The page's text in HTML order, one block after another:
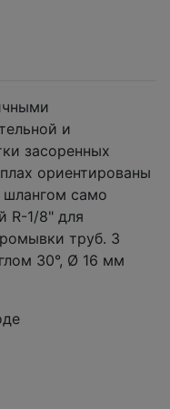
и
засоренных
ориентированы
шлангом само
R-1/8" для
труб. 3
30°, Ø 16 мм